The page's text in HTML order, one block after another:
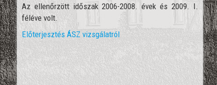
Az ellenőrzött időszak 2006-2008. évek és 2009. I.
féléve volt.
Előterjesztés ÁSZ vizsgálatról